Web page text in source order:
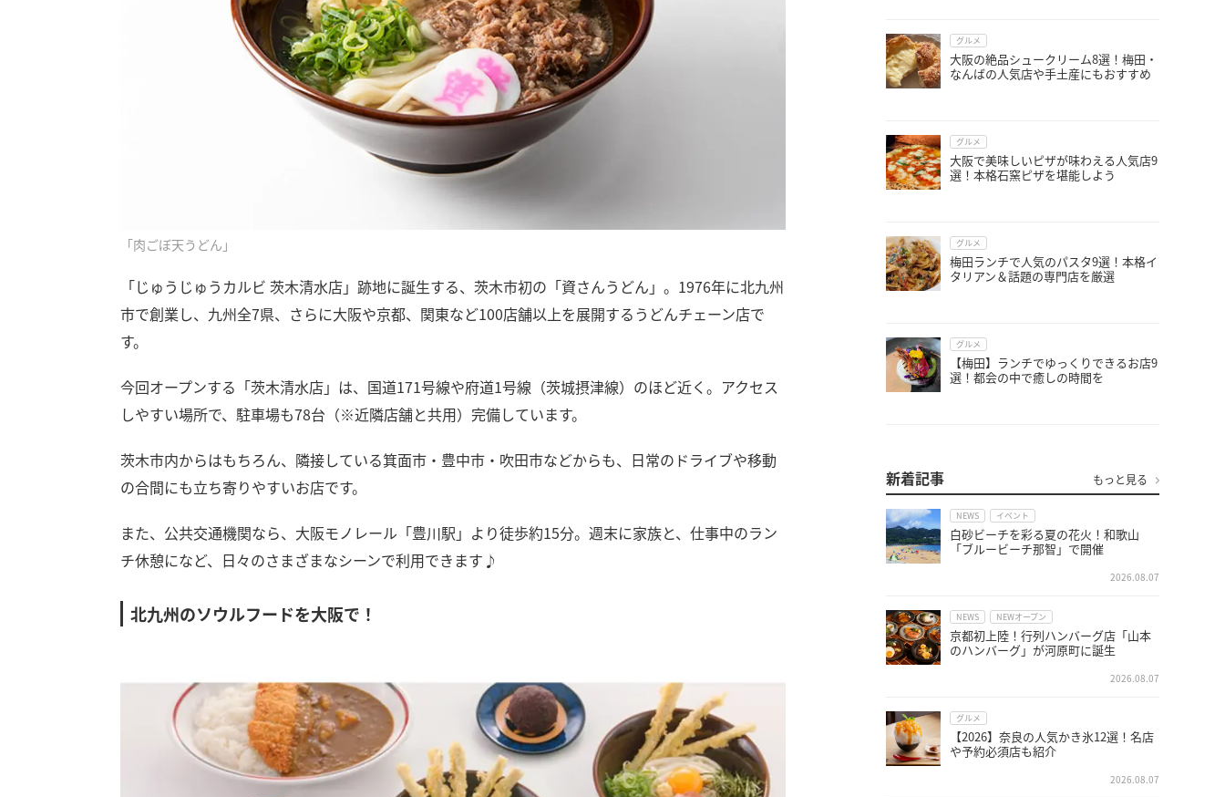
「肉ごぼ天うどん」
「じゅうじゅうカルビ 茨木清水店」跡地に誕生する、茨木市初の「資さんうどん」。1976年に北九州
市で創業し、九州全7県、さらに大阪や京都、関東など100店舗以上を展開するうどんチェーン店で
す。
今回オープンする「茨木清水店」は、国道171号線や府道1号線（茨城摂津線）のほど近く。アクセス
しやすい場所で、駐車場も78台（※近隣店舗と共用）完備しています。
茨木市内からはもちろん、隣接している箕面市・豊中市・吹田市などからも、日常のドライブや移動
の合間にも立ち寄りやすいお店です。
また、公共交通機関なら、大阪モノレール「豊川駅」より徒歩約15分。週末に家族と、仕事中のラン
チ休憩になど、日々のさまざまなシーンで利用できます♪
北九州のソウルフードを大阪で！
グルメ
大阪の絶品シュークリーム8選！梅田・
なんばの人気店や手土産にもおすすめ
グルメ
大阪で美味しいピザが味わえる人気店9
選！本格石窯ピザを堪能しよう
グルメ
梅田ランチで人気のパスタ9選！本格イ
タリアン＆話題の専門店を厳選
グルメ
【梅田】ランチでゆっくりできるお店9
選！都会の中で癒しの時間を
新着記事 もっと見る
NEWS イベント
白砂ビーチを彩る夏の花火！和歌山
「ブルービーチ那智」で開催
2026.08.07
NEWS NEWオープン
京都初上陸！行列ハンバーグ店「山本
のハンバーグ」が河原町に誕生
2026.08.07
グルメ
【2026】奈良の人気かき氷12選！名店
や予約必須店も紹介
2026.08.07